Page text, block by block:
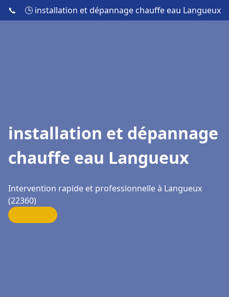
📞 🕒 installation et dépannage chauffe eau Langueux
installation et dépannage
chauffe eau Langueux
Intervention rapide et professionnelle à Langueux
(22360)